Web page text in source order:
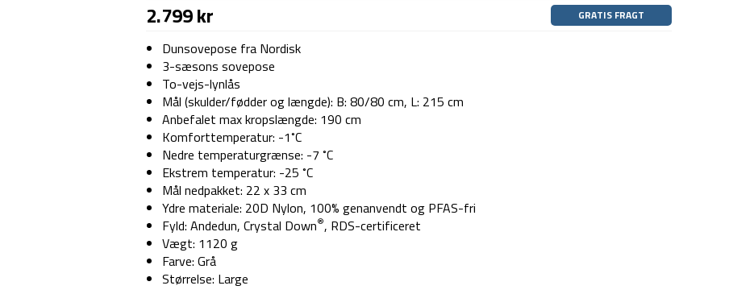
2.799kr GRATIS FRAGT
Dunsovepose fra Nordisk
3-sæsons sovepose
To-vejs-lynlås
Mål (skulder/fødder og længde): B: 80/80 cm, L: 215 cm
Anbefalet max kropslængde: 190 cm
Komforttemperatur: -1˚C
Nedre temperaturgrænse: -7 ˚C
Ekstrem temperatur: -25 ˚C
Mål nedpakket: 22 x 33 cm
Ydre materiale: 20D Nylon, 100% genanvendt og PFAS-fri
Fyld: Andedun, Crystal Down®, RDS-certificeret
Vægt: 1120 g
Farve: Grå
Størrelse: Large